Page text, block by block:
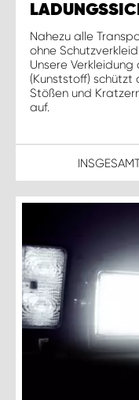
Nahezu alle
ohne
Unsere
(Kunststoff) schützt
Stößen und
auf.